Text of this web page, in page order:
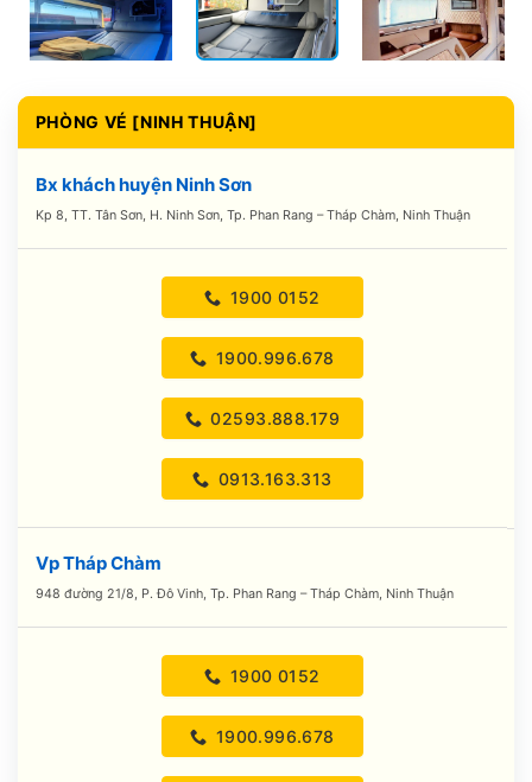
PHÒNG VÉ [NINH THUẬN]
Bx khách huyện Ninh Sơn
Kp 8, TT. Tân Sơn, H. Ninh Sơn, Tp. Phan Rang – Tháp Chàm, Ninh Thuận
1900 0152
1900.996.678
02593.888.179
0913.163.313
Vp Tháp Chàm
948 đường 21/8, P. Đô Vinh, Tp. Phan Rang – Tháp Chàm, Ninh Thuận
1900 0152
1900.996.678